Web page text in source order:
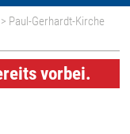
> Paul-Gerhardt-Kirche
vorbei.